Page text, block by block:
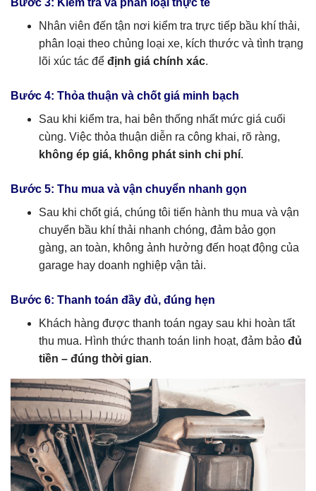
Bước 3: Kiểm tra và phân loại thực tế
Nhân viên đến tận nơi kiểm tra trực tiếp bầu khí thải,
phân loại theo chủng loại xe, kích thước và tình trạng
lõi xúc tác để định giá chính xác.
Bước 4: Thỏa thuận và chốt giá minh bạch
Sau khi kiểm tra, hai bên thống nhất mức giá cuối
cùng. Việc thỏa thuận diễn ra công khai, rõ ràng,
không ép giá, không phát sinh chi phí.
Bước 5: Thu mua và vận chuyển nhanh gọn
Sau khi chốt giá, chúng tôi tiến hành thu mua và vận
chuyển bầu khí thải nhanh chóng, đảm bảo gọn
gàng, an toàn, không ảnh hưởng đến hoạt động của
garage hay doanh nghiệp vận tải.
Bước 6: Thanh toán đầy đủ, đúng hẹn
Khách hàng được thanh toán ngay sau khi hoàn tất
thu mua. Hình thức thanh toán linh hoạt, đảm bảo đủ
tiền – đúng thời gian.